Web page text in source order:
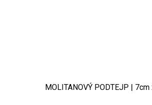
MOLITANOVÝ PODTEJP | 7cm